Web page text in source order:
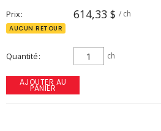
Prix 614,33 $ / ch
AUCUN RETOUR
Quantité ch
AJOUTER AU
PANIER